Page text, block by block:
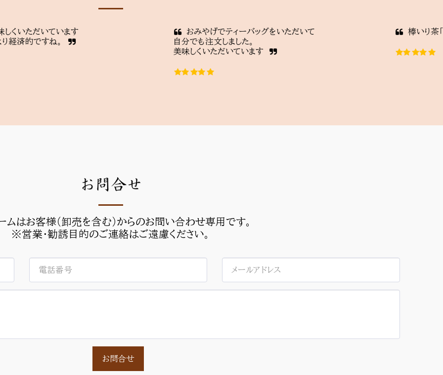
ています
ね。
おみやげでティーバッグをいただいて
自分でも注文しました。
美味しくいただいています
棒いり茶「加賀かほり
お問合せ
ムはお客様（卸売を含む）からのお問い合わせ専用です。
※営業・勧誘目的のご連絡はご遠慮ください。
お問合せ